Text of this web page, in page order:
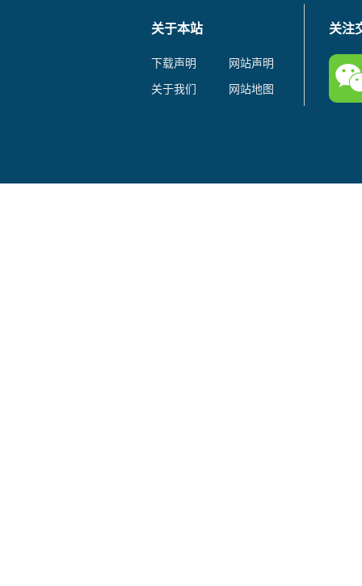
关于本站
下载声明
网站声明
关于我们
网站地图
关注